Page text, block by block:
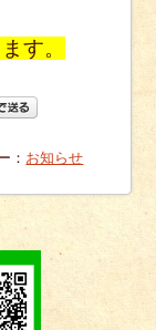
す。
： お知らせ